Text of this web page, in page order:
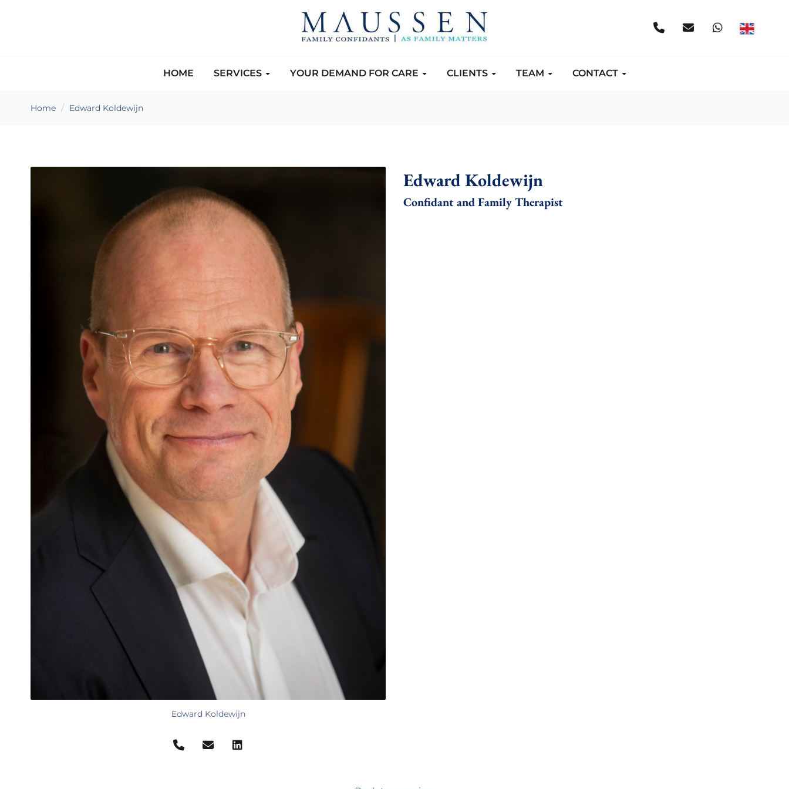
HOME SERVICES YOUR DEMAND FOR CARE CLIENTS TEAM CONTACT
Home Edward Koldewijn
Edward Koldewijn
Edward Koldewijn
Confidant and Family Therapist